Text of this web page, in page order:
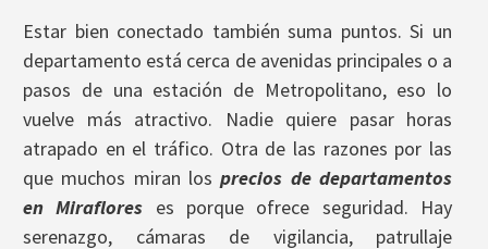
Estar bien conectado también suma puntos. Si un
departamento está cerca de avenidas principales o a
pasos de una estación de Metropolitano, eso lo
vuelve más atractivo. Nadie quiere pasar horas
atrapado en el tráfico. Otra de las razones por las
que muchos miran losprecios de departamentos
en Miraflores es porque ofrece seguridad. Hay
serenazgo, cámaras de vigilancia, patrullaje